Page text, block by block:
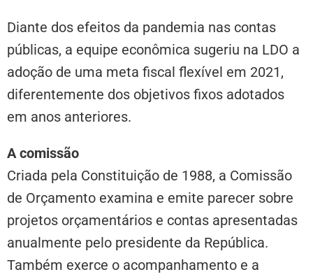
Diante dos efeitos da pandemia nas contas
públicas, a equipe econômica sugeriu na LDO a
adoção de uma meta fiscal flexível em 2021,
diferentemente dos objetivos fixos adotados
em anos anteriores.
A comissão
Criada pela Constituição de 1988, a Comissão
de Orçamento examina e emite parecer sobre
projetos orçamentários e contas apresentadas
anualmente pelo presidente da República.
Também exerce o acompanhamento e a